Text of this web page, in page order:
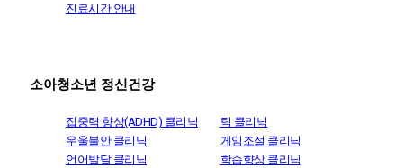
진료시간 안내
소아청소년 정신건강
집중력 향상(ADHD) 클리닉
틱 클리닉
우울불안 클리닉
게임조절 클리닉
언어발달 클리닉
학습향상 클리닉